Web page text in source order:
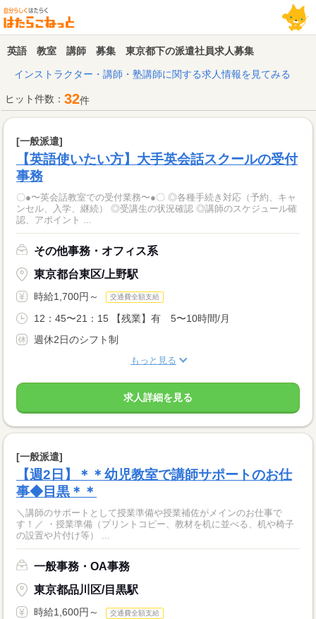
英語 教室 講師 募集 東京都下の派遣社員求人募集
インストラクター・講師・塾講師に関する求人情報を見てみる
ヒット件数： 32件
[一般派遣]
【英語使いたい方】大手英会話スクールの受付
事務
〇●〜英会話教室での受付業務〜●〇 ◎各種手続き対応（予約、キャ
ンセル、入学、継続） ◎受講生の状況確認 ◎講師のスケジュール確
認、アポイント ...
その他事務・オフィス系
東京都台東区/上野駅
時給1,700円～ 交通費全額支給
12：45〜21：15 【残業】有 5〜10時間/月
週休2日のシフト制
もっと見る
求人詳細を見る
[一般派遣]
【週2日】＊＊幼児教室で講師サポートのお仕
事◆目黒＊＊
＼講師のサポートとして授業準備や授業補佐がメインのお仕事で
す！／ ・授業準備（プリントコピー、教材を机に並べる、机や椅子
の設置や片付け等） ...
一般事務・OA事務
東京都品川区/目黒駅
時給1,600円～ 交通費全額支給